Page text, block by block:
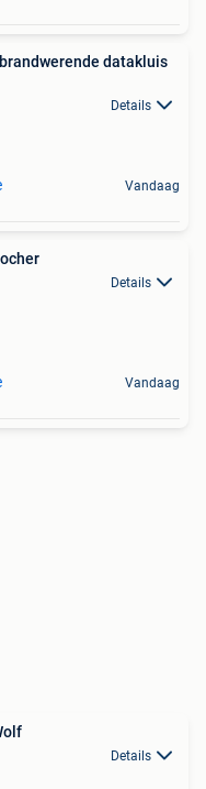
datakluis
Details
Vandaag
Details
Vandaag
Details